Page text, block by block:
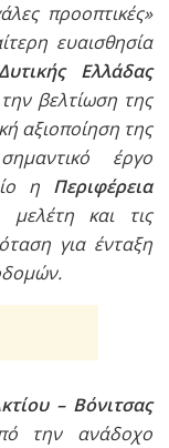
προοπτικές»
ευαισθησία
Ελλάδας
βελτίωση της
αξιοποίηση της
έργο
η Περιφέρεια
και τις
για ένταξη
– Βόνιτσας
την ανάδοχο